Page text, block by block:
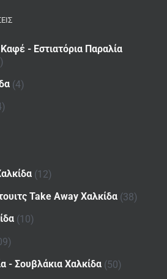
- Εστιατόρια Παραλία
(4)
(12)
Take Away Χαλκίδα (38)
(10)
- Σουβλάκια Χαλκίδα (50)